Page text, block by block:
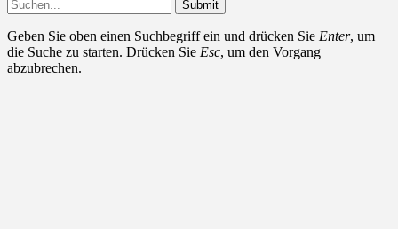
Submit
Geben Sie oben einen Suchbegriff ein und drücken Sie Enter, um
die Suche zu starten. Drücken Sie Esc, um den Vorgang
abzubrechen.